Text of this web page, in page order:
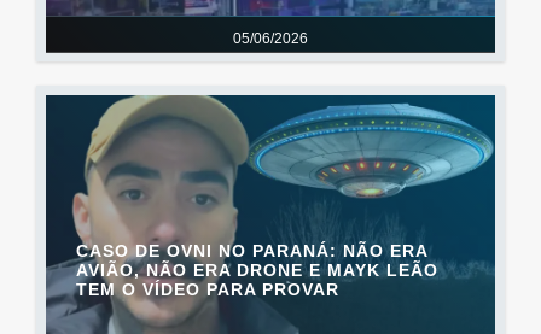
05/06/2026
CASO DE OVNI NO PARANÁ: NÃO ERA
AVIÃO, NÃO ERA DRONE E MAYK LEÃO
TEM O VÍDEO PARA PROVAR